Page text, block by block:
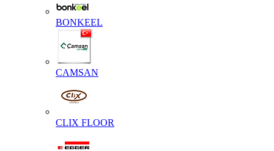
BONKEEL
CAMSAN
CLIX FLOOR